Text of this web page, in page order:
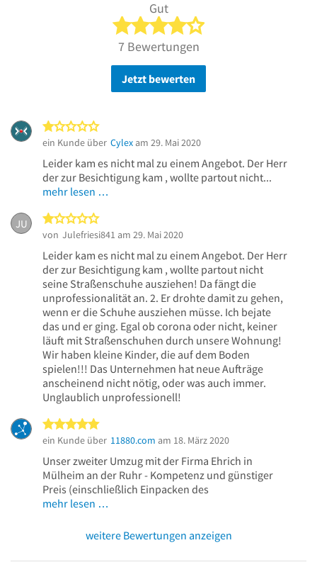
Gut
4 von 5 Sternen
7 Bewertungen
Jetzt bewerten
ein Kunde über Cylex am 29. Mai 2020
Leider kam es nicht mal zu einem Angebot. Der Herr
der zur Besichtigung kam , wollte partout nicht...
mehr lesen …
JU
von Julefriesi841 am 29. Mai 2020
Leider kam es nicht mal zu einem Angebot. Der Herr
der zur Besichtigung kam , wollte partout nicht
seine Straßenschuhe ausziehen! Da fängt die
unprofessionalität an. 2. Er drohte damit zu gehen,
wenn er die Schuhe ausziehen müsse. Ich bejate
das und er ging. Egal ob corona oder nicht, keiner
läuft mit Straßenschuhen durch unsere Wohnung!
Wir haben kleine Kinder, die auf dem Boden
spielen!!! Das Unternehmen hat neue Aufträge
anscheinend nicht nötig, oder was auch immer.
Unglaublich unprofessionell!
ein Kunde über 11880.com am 18. März 2020
Unser zweiter Umzug mit der Firma Ehrich in
Mülheim an der Ruhr - Kompetenz und günstiger
Preis (einschließlich Einpacken des
mehr lesen …
weitere Bewertungen anzeigen